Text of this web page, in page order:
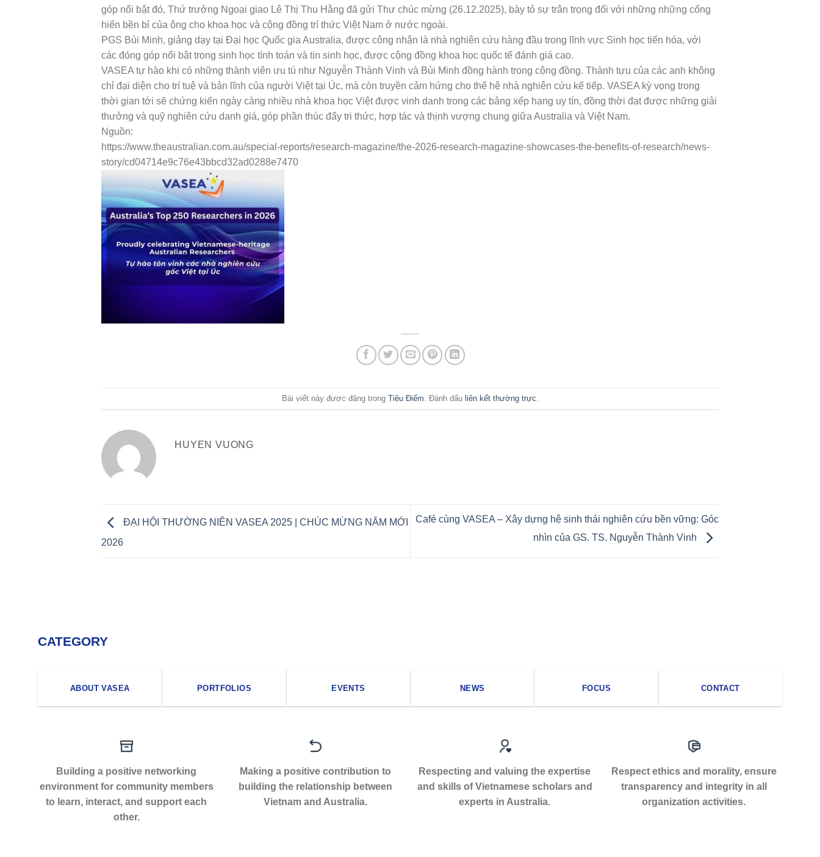
góp nổi bật đó, Thứ trưởng Ngoại giao Lê Thị Thu Hằng đã gửi Thư chúc mừng (26.12.2025), bày tỏ sự trân trọng đối với những những cống
hiến bền bỉ của ông cho khoa học và cộng đồng trí thức Việt Nam ở nước ngoài.
PGS Bùi Minh, giảng dạy tại Đại học Quốc gia Australia, được công nhận là nhà nghiên cứu hàng đầu trong lĩnh vực Sinh học tiến hóa, với
các đóng góp nổi bật trong sinh học tính toán và tin sinh học, được cộng đồng khoa học quốc tế đánh giá cao.
VASEA tự hào khi có những thành viên ưu tú như Nguyễn Thành Vinh và Bùi Minh đồng hành trong cộng đồng. Thành tựu của các anh không
chỉ đại diện cho trí tuệ và bản lĩnh của người Việt tại Úc, mà còn truyền cảm hứng cho thế hệ nhà nghiên cứu kế tiếp. VASEA kỳ vọng trong
thời gian tới sẽ chứng kiến ngày càng nhiều nhà khoa học Việt được vinh danh trong các bảng xếp hạng uy tín, đồng thời đạt được những giải
thưởng và quỹ nghiên cứu danh giá, góp phần thúc đẩy tri thức, hợp tác và thịnh vượng chung giữa Australia và Việt Nam.
Nguồn:
https://www.theaustralian.com.au/special-reports/research-magazine/the-2026-research-magazine-showcases-the-benefits-of-research/news-
story/cd04714e9c76e43bbcd32ad0288e7470
Bài viết này được đăng trong Tiêu Điểm . Đánh dấu liên kết thường trực
HUYEN VUONG
ĐẠI HỘI THƯỜNG NIÊN VASEA 2025 | CHÚC MỪNG NĂM MỚI
2026
Café cùng VASEA – Xây dựng hệ sinh thái nghiên cứu bền vững: Góc
nhìn của GS. TS. Nguyễn Thành Vinh
CATEGORY
ABOUT VASEA PORTFOLIOS EVENTS NEWS FOCUS CONTACT
Building a positive networking
environment for community members
to learn, interact, and support each
other.
Making a positive contribution to
building the relationship between
Vietnam and Australia.
Respecting and valuing the expertise
and skills of Vietnamese scholars and
experts in Australia.
Respect ethics and morality, ensure
transparency and integrity in all
organization activities.